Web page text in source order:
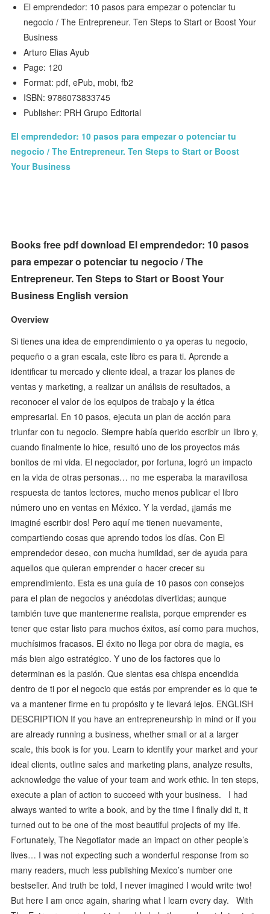
El emprendedor: 10 pasos para empezar o potenciar tu
negocio / The Entrepreneur. Ten Steps to Start or Boost Your
Business
Arturo Elias Ayub
Page: 120
Format: pdf, ePub, mobi, fb2
ISBN: 9786073833745
Publisher: PRH Grupo Editorial
El emprendedor: 10 pasos para empezar o potenciar tu
negocio / The Entrepreneur. Ten Steps to Start or Boost
Your Business
Books free pdf download El emprendedor: 10 pasos
para empezar o potenciar tu negocio / The
Entrepreneur. Ten Steps to Start or Boost Your
Business English version
Overview
Si tienes una idea de emprendimiento o ya operas tu negocio,
pequeño o a gran escala, este libro es para ti. Aprende a
identificar tu mercado y cliente ideal, a trazar los planes de
ventas y marketing, a realizar un análisis de resultados, a
reconocer el valor de los equipos de trabajo y la ética
empresarial. En 10 pasos, ejecuta un plan de acción para
triunfar con tu negocio. Siempre había querido escribir un libro y,
cuando finalmente lo hice, resultó uno de los proyectos más
bonitos de mi vida. El negociador, por fortuna, logró un impacto
en la vida de otras personas… no me esperaba la maravillosa
respuesta de tantos lectores, mucho menos publicar el libro
número uno en ventas en México. Y la verdad, ¡jamás me
imaginé escribir dos! Pero aquí me tienen nuevamente,
compartiendo cosas que aprendo todos los días. Con El
emprendedor deseo, con mucha humildad, ser de ayuda para
aquellos que quieran emprender o hacer crecer su
emprendimiento. Esta es una guía de 10 pasos con consejos
para el plan de negocios y anécdotas divertidas; aunque
también tuve que mantenerme realista, porque emprender es
tener que estar listo para muchos éxitos, así como para muchos,
muchísimos fracasos. El éxito no llega por obra de magia, es
más bien algo estratégico. Y uno de los factores que lo
determinan es la pasión. Que sientas esa chispa encendida
dentro de ti por el negocio que estás por emprender es lo que te
va a mantener firme en tu propósito y te llevará lejos. ENGLISH
DESCRIPTION If you have an entrepreneurship in mind or if you
are already running a business, whether small or at a larger
scale, this book is for you. Learn to identify your market and your
ideal clients, outline sales and marketing plans, analyze results,
acknowledge the value of your team and work ethic. In ten steps,
execute a plan of action to succeed with your business. I had
always wanted to write a book, and by the time I finally did it, it
turned out to be one of the most beautiful projects of my life.
Fortunately, The Negotiator made an impact on other people’s
lives… I was not expecting such a wonderful response from so
many readers, much less publishing Mexico’s number one
bestseller. And truth be told, I never imagined I would write two!
But here I am once again, sharing what I learn every day. With